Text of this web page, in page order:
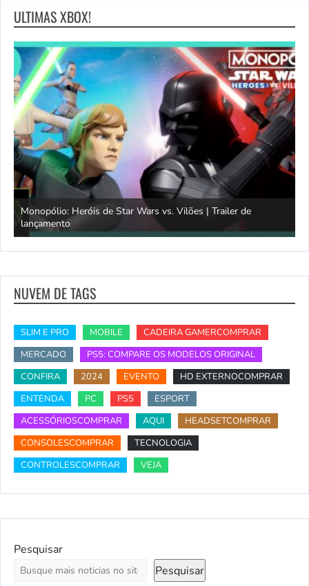
ULTIMAS XBOX!
Monopólio: Heróis de Star Wars vs. Vilões | Trailer de
lançamento
NUVEM DE TAGS
SLIM E PRO MOBILE
CADEIRA GAMERCOMPRAR
MERCADO
PS5: COMPARE OS MODELOS ORIGINAL
CONFIRA
2024 EVENTO
HD EXTERNOCOMPRAR
ENTENDA
PC PS5
ESPORT
ACESSÓRIOSCOMPRAR
AQUI
HEADSETCOMPRAR
CONSOLESCOMPRAR
TECNOLOGIA
CONTROLESCOMPRAR
VEJA
Pesquisar
Pesquisar